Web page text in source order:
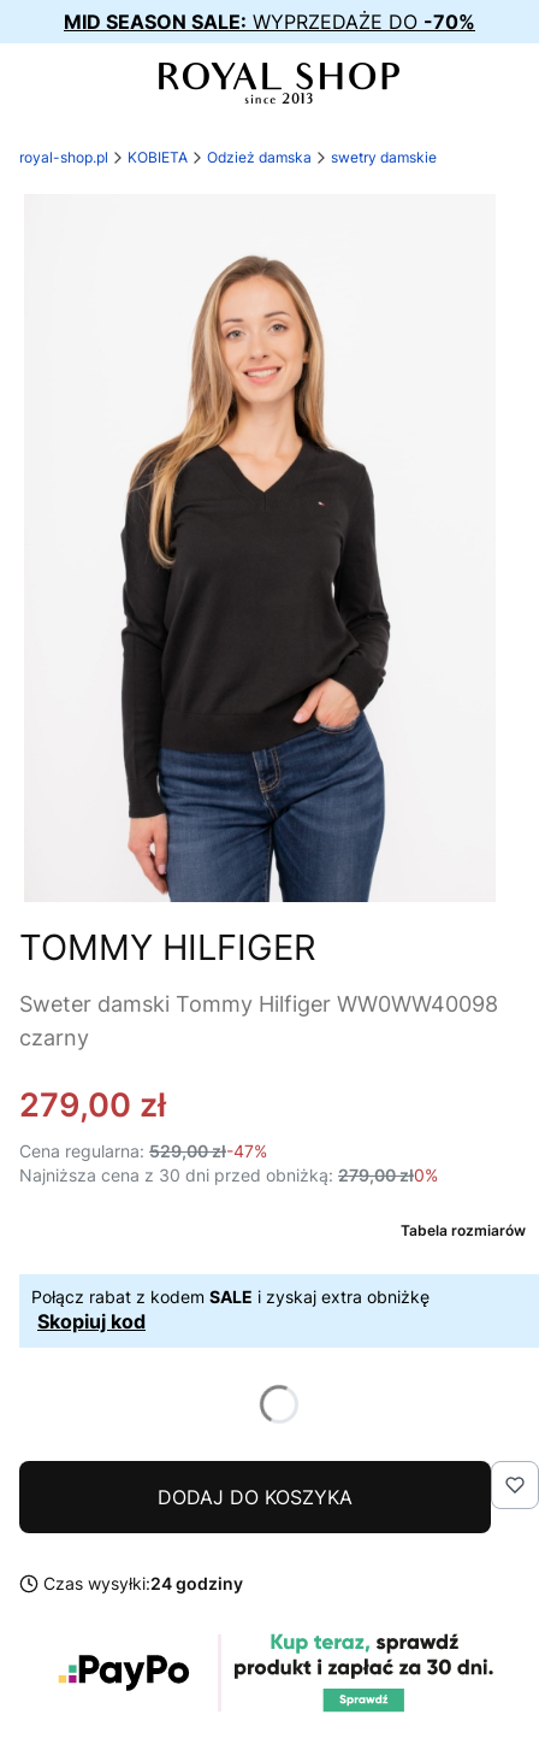
MID SEASON SALE: WYPRZEDAŻE DO -70%
royal-shop.pl KOBIETA Odzież damska swetry damskie
TOMMY HILFIGER
Sweter damski Tommy Hilfiger WW0WW40098
czarny
279,00 zł
Cena regularna: 529,00 zł-47%
Najniższa cena z 30 dni przed obniżką: 279,00 zł0%
Tabela rozmiarów
Połącz rabat z kodem SALE i zyskaj extra obniżkę
Skopiuj kod
DODAJ DO KOSZYKA
Czas wysyłki:24 godziny